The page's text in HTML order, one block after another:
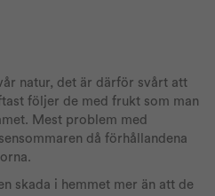
natur, det är därför svårt att
följer de med frukt som man
Mest problem med
då förhållandena
skada i hemmet mer än att de